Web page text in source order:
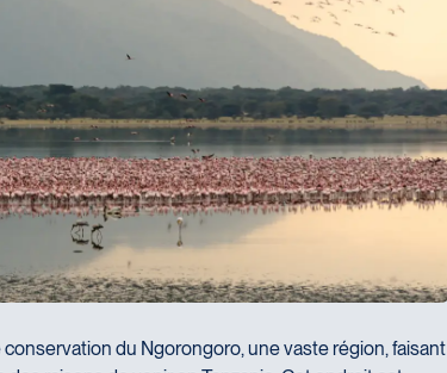
conservation du Ngorongoro, une vaste région, faisant